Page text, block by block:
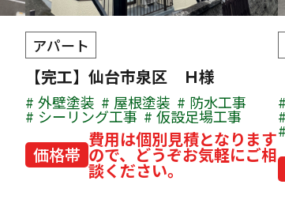
アパート
【完工】仙台市泉区 Ｈ様
外壁塗装 屋根塗装 防水工事
シーリング工事 仮設足場工事
価格帯
費用は個別見積となります
ので、どうぞお気軽にご相
談ください。